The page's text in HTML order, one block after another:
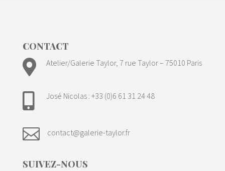
CONTACT
 Atelier/Galerie Taylor, 7 rue Taylor – 75010 Paris
 José Nicolas : +33 (0)6 61 31 24 48
 contact@galerie-taylor.fr
SUIVEZ-NOUS